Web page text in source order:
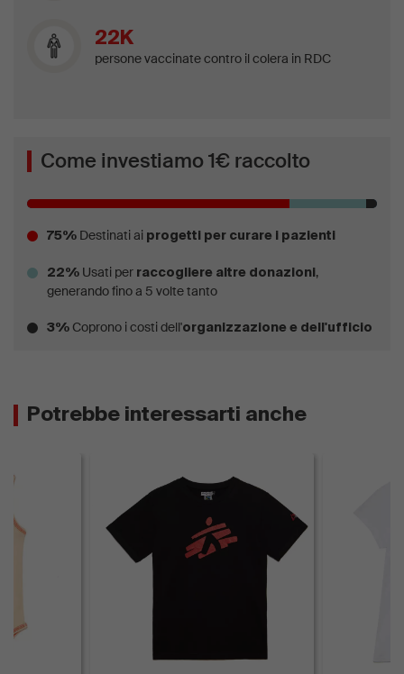
22K
persone vaccinate contro il colera in RDC
Come investiamo 1€ raccolto
75% Destinati ai progetti per curare i pazienti
22% Usati per raccogliere altre donazioni ,
generando fino a 5 volte tanto
3% Coprono i costi dell'organizzazione e dell'ufficio
Potrebbe interessarti anche